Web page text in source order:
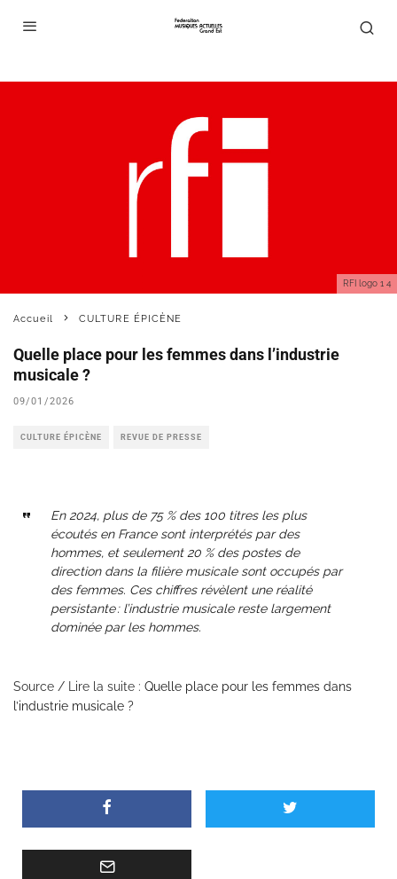
RFI logo 1 4
Accueil CULTURE ÉPICÈNE
Quelle place pour les femmes dans l’industrie
musicale ?
09/01/2026
CULTURE ÉPICÈNE REVUE DE PRESSE
En 2024, plus de 75 % des 100 titres les plus
écoutés en France sont interprétés par des
hommes, et seulement 20 % des postes de
direction dans la filière musicale sont occupés par
des femmes. Ces chiffres révèlent une réalité
persistante : l’industrie musicale reste largement
dominée par les hommes.
Source / Lire la suite : Quelle place pour les femmes dans
l’industrie musicale ?